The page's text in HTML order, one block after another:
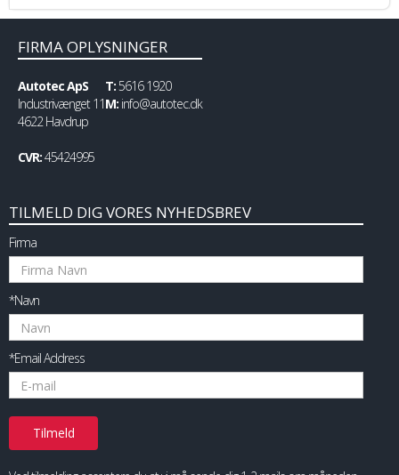
FIRMA OPLYSNINGER
Autotec ApS
Industrivænget 11
4622 Havdrup
CVR:45424995
T:5616 1920
M: info@autotec.dk
TILMELD DIG VORES NYHEDSBREV
Firma
*Navn
*Email Address